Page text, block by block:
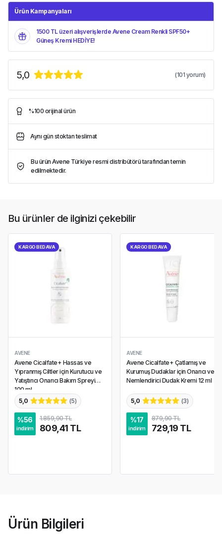
Ürün Kampanyaları
1500 TL üzeri alışverişlerde Avene Cream Renkli SPF50+
Güneş Kremi HEDİYE!
5,0 (101 yorum)
%100 orijinal ürün
Aynı gün stoktan teslimat
Bu ürün Avene Türkiye resmi distribütörü tarafından temin
edilmektedir.
Bu ürünler de ilginizi çekebilir
KARGO BEDAVA
AVENE
Avene Cicalfate+ Hassas ve
Yıpranmış Ciltler için Kurutucu ve
Yatıştırıcı Onarıcı Bakım Spreyi
100 ml
5,0
(5)
%56
indirim
1.859,90 TL
809,41 TL
KARGO BEDAVA
AVENE
Avene Cicalfate+ Çatlamış ve
Kurumuş Dudaklar için Onarıcı ve
Nemlendirici Dudak Kremi 12 ml
5,0 (3)
%17
indirim
879,90 TL
729,19 TL
Ürün Bilgileri